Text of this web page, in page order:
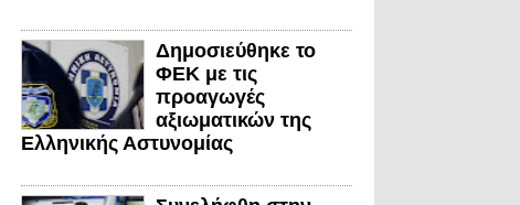
Δημοσιεύθηκε το
ΦΕΚ με τις
προαγωγές
αξιωματικών της
Ελληνικής Αστυνομίας